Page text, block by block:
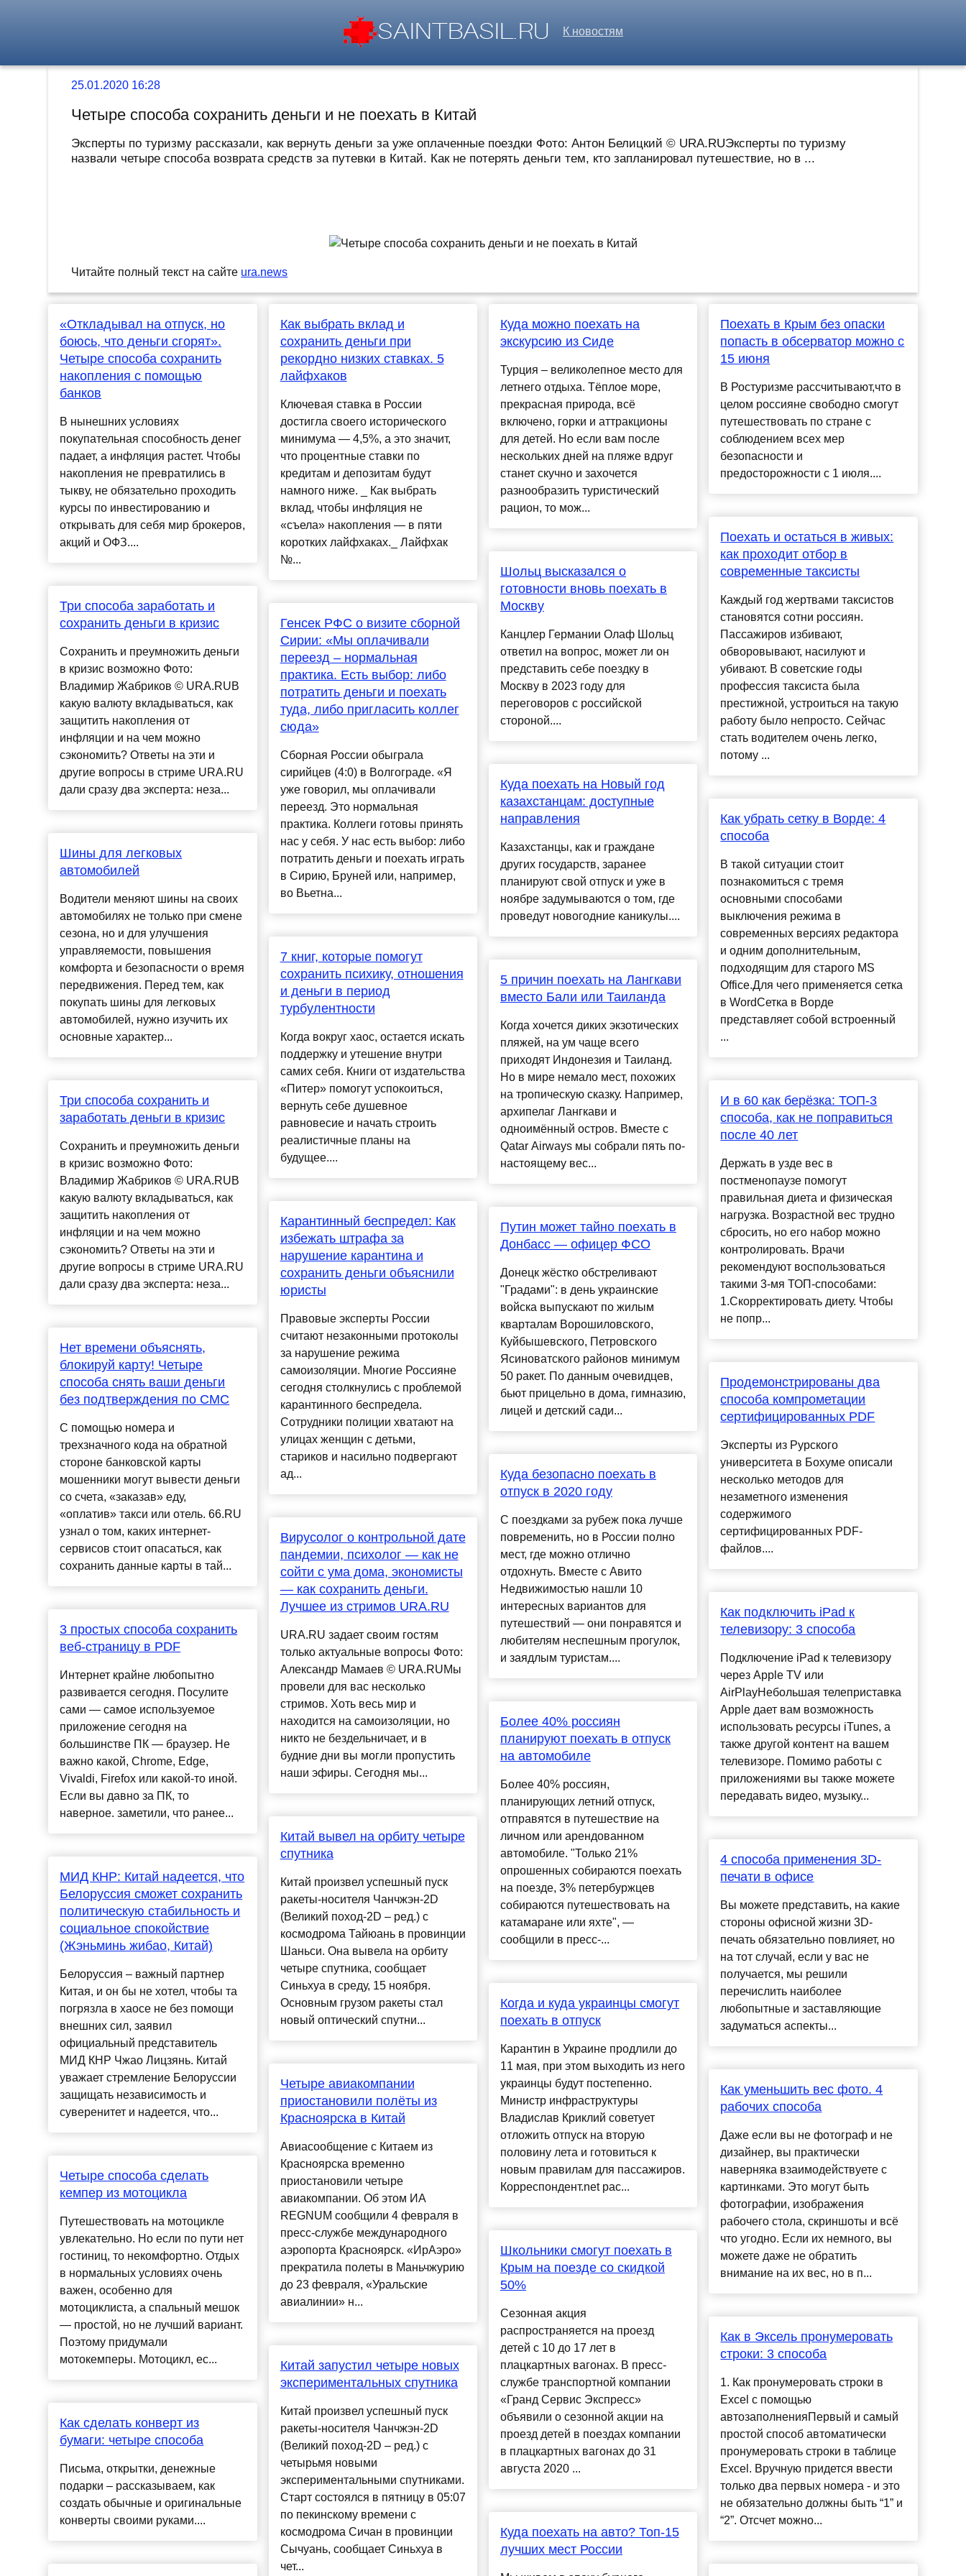
К новостям
25.01.2020 16:28
Четыре способа сохранить деньги и не поехать в Китай
Эксперты по туризму рассказали, как вернуть деньги за уже оплаченные поездки Фото: Антон Белицкий © URA.RUЭксперты по туризму
назвали четыре способа возврата средств за путевки в Китай. Как не потерять деньги тем, кто запланировал путешествие, но в ...
Читайте полный текст на сайте ura.news
«Откладывал на отпуск, но
боюсь, что деньги сгорят».
Четыре способа сохранить
накопления с помощью
банков
В нынешних условиях
покупательная способность денег
падает, а инфляция растет. Чтобы
накопления не превратились в
тыкву, не обязательно проходить
курсы по инвестированию и
открывать для себя мир брокеров,
акций и ОФЗ....
Три способа заработать и
сохранить деньги в кризис
Сохранить и преумножить деньги
в кризис возможно Фото:
Владимир Жабриков © URA.RUВ
какую валюту вкладываться, как
защитить накопления от
инфляции и на чем можно
сэкономить? Ответы на эти и
другие вопросы в стриме URA.RU
дали сразу два эксперта: неза...
Шины для легковых
автомобилей
Водители меняют шины на своих
автомобилях не только при смене
сезона, но и для улучшения
управляемости, повышения
комфорта и безопасности о время
передвижения. Перед тем, как
покупать шины для легковых
автомобилей, нужно изучить их
основные характер...
Три способа сохранить и
заработать деньги в кризис
Сохранить и преумножить деньги
в кризис возможно Фото:
Владимир Жабриков © URA.RUВ
какую валюту вкладываться, как
защитить накопления от
инфляции и на чем можно
сэкономить? Ответы на эти и
другие вопросы в стриме URA.RU
дали сразу два эксперта: неза...
Нет времени объяснять,
блокируй карту! Четыре
способа снять ваши деньги
без подтверждения по СМС
С помощью номера и
трехзначного кода на обратной
стороне банковской карты
мошенники могут вывести деньги
со счета, «заказав» еду,
«оплатив» такси или отель. 66.RU
узнал о том, каких интернет-
сервисов стоит опасаться, как
сохранить данные карты в тай...
3 простых способа сохранить
веб-страницу в PDF
Интернет крайне любопытно
развивается сегодня. Посулите
сами — самое используемое
приложение сегодня на
большинстве ПК — браузер. Не
важно какой, Chrome, Edge,
Vivaldi, Firefox или какой-то иной.
Если вы давно за ПК, то
наверное. заметили, что ранее...
МИД КНР: Китай надеется, что
Белоруссия сможет сохранить
политическую стабильность и
социальное спокойствие
(Жэньминь жибао, Китай)
Белоруссия – важный партнер
Китая, и он бы не хотел, чтобы та
погрязла в хаосе не без помощи
внешних сил, заявил
официальный представитель
МИД КНР Чжао Лицзянь. Китай
уважает стремление Белоруссии
защищать независимость и
суверенитет и надеется, что...
Четыре способа сделать
кемпер из мотоцикла
Путешествовать на мотоцикле
увлекательно. Но если по пути нет
гостиниц, то некомфортно. Отдых
в нормальных условиях очень
важен, особенно для
мотоциклиста, а спальный мешок
— простой, но не лучший вариант.
Поэтому придумали
мотокемперы. Мотоцикл, ес...
Как сделать конверт из
бумаги: четыре способа
Письма, открытки, денежные
подарки – рассказываем, как
создать обычные и оригинальные
конверты своими руками....
Как выбрать вклад и
сохранить деньги при
рекордно низких ставках. 5
лайфхаков
Ключевая ставка в России
достигла своего исторического
минимума — 4,5%, а это значит,
что процентные ставки по
кредитам и депозитам будут
намного ниже. _ Как выбрать
вклад, чтобы инфляция не
«съела» накопления — в пяти
коротких лайфхаках._ Лайфхак
№...
Генсек РФС о визите сборной
Сирии: «Мы оплачивали
переезд – нормальная
практика. Есть выбор: либо
потратить деньги и поехать
туда, либо пригласить коллег
сюда»
Сборная России обыграла
сирийцев (4:0) в Волгограде. «Я
уже говорил, мы оплачивали
переезд. Это нормальная
практика. Коллеги готовы принять
нас у себя. У нас есть выбор: либо
потратить деньги и поехать играть
в Сирию, Бруней или, например,
во Вьетна...
7 книг, которые помогут
сохранить психику, отношения
и деньги в период
турбулентности
Когда вокруг хаос, остается искать
поддержку и утешение внутри
самих себя. Книги от издательства
«Питер» помогут успокоиться,
вернуть себе душевное
равновесие и начать строить
реалистичные планы на
будущее....
Карантинный беспредел: Как
избежать штрафа за
нарушение карантина и
сохранить деньги объяснили
юристы
Правовые эксперты России
считают незаконными протоколы
за нарушение режима
самоизоляции. Многие Россияне
сегодня столкнулись с проблемой
карантинного беспредела.
Сотрудники полиции хватают на
улицах женщин с детьми,
стариков и насильно подвергают
ад...
Вирусолог о контрольной дате
пандемии, психолог — как не
сойти с ума дома, экономисты
— как сохранить деньги.
Лучшее из стримов URA.RU
URA.RU задает своим гостям
только актуальные вопросы Фото:
Александр Мамаев © URA.RUМы
провели для вас несколько
стримов. Хоть весь мир и
находится на самоизоляции, но
никто не бездельничает, и в
будние дни вы могли пропустить
наши эфиры. Сегодня мы...
Китай вывел на орбиту четыре
спутника
Китай произвел успешный пуск
ракеты-носителя Чанчжэн-2D
(Великий поход-2D – ред.) с
космодрома Тайюань в провинции
Шаньси. Она вывела на орбиту
четыре спутника, сообщает
Синьхуа в среду, 15 ноября.
Основным грузом ракеты стал
новый оптический спутни...
Четыре авиакомпании
приостановили полёты из
Красноярска в Китай
Авиасообщение с Китаем из
Красноярска временно
приостановили четыре
авиакомпании. Об этом ИА
REGNUM сообщили 4 февраля в
пресс-службе международного
аэропорта Красноярск. «ИрАэро»
прекратила полеты в Маньчжурию
до 23 февраля, «Уральские
авиалинии» н...
Китай запустил четыре новых
экспериментальных спутника
Китай произвел успешный пуск
ракеты-носителя Чанчжэн-2D
(Великий поход-2D – ред.) с
четырьмя новыми
экспериментальными спутниками.
Старт состоялся в пятницу в 05:07
по пекинскому времени с
космодрома Сичан в провинции
Сычуань, сообщает Синьхуа в
чет...
Куда можно поехать на
экскурсию из Сиде
Турция – великолепное место для
летнего отдыха. Тёплое море,
прекрасная природа, всё
включено, горки и аттракционы
для детей. Но если вам после
нескольких дней на пляже вдруг
станет скучно и захочется
разнообразить туристический
рацион, то мож...
Шольц высказался о
готовности вновь поехать в
Москву
Канцлер Германии Олаф Шольц
ответил на вопрос, может ли он
представить себе поездку в
Москву в 2023 году для
переговоров с российской
стороной....
Куда поехать на Новый год
казахстанцам: доступные
направления
Казахстанцы, как и граждане
других государств, заранее
планируют свой отпуск и уже в
ноябре задумываются о том, где
проведут новогодние каникулы....
5 причин поехать на Лангкави
вместо Бали или Таиланда
Когда хочется диких экзотических
пляжей, на ум чаще всего
приходят Индонезия и Таиланд.
Но в мире немало мест, похожих
на тропическую сказку. Например,
архипелаг Лангкави и
одноимённый остров. Вместе с
Qatar Airways мы собрали пять по-
настоящему вес...
Путин может тайно поехать в
Донбасс — офицер ФСО
Донецк жёстко обстреливают
"Градами": в день украинские
войска выпускают по жилым
кварталам Ворошиловского,
Куйбышевского, Петровского
Ясиноватского районов минимум
50 ракет. По данным очевидцев,
бьют прицельно в дома, гимназию,
лицей и детский сади...
Куда безопасно поехать в
отпуск в 2020 году
С поездками за рубеж пока лучше
повременить, но в России полно
мест, где можно отлично
отдохнуть. Вместе с Авито
Недвижимостью нашли 10
интересных вариантов для
путешествий — они понравятся и
любителям неспешным прогулок,
и заядлым туристам....
Более 40% россиян
планируют поехать в отпуск
на автомобиле
Более 40% россиян,
планирующих летний отпуск,
отправятся в путешествие на
личном или арендованном
автомобиле. "Только 21%
опрошенных собираются поехать
на поезде, 3% петербуржцев
собираются путешествовать на
катамаране или яхте", —
сообщили в пресс-...
Когда и куда украинцы смогут
поехать в отпуск
Карантин в Украине продлили до
11 мая, при этом выходить из него
украинцы будут постепенно.
Министр инфраструктуры
Владислав Криклий советует
отложить отпуск на вторую
половину лета и готовиться к
новым правилам для пассажиров.
Корреспондент.net рас...
Школьники смогут поехать в
Крым на поезде со скидкой
50%
Сезонная акция
распространяется на проезд
детей с 10 до 17 лет в
плацкартных вагонах. В пресс-
службе транспортной компании
«Гранд Сервис Экспресс»
объявили о сезонной акции на
проезд детей в поездах компании
в плацкартных вагонах до 31
августа 2020 ...
Куда поехать на авто? Топ-15
лучших мест России
Поехать в Крым без опаски
попасть в обсерватор можно с
15 июня
В Ростуризме рассчитывают,что в
целом россияне свободно смогут
путешествовать по стране с
соблюдением всех мер
безопасности и
предосторожности с 1 июля....
Поехать и остаться в живых:
как проходит отбор в
современные таксисты
Каждый год жертвами таксистов
становятся сотни россиян.
Пассажиров избивают,
обворовывают, насилуют и
убивают. В советские годы
профессия таксиста была
престижной, устроиться на такую
работу было непросто. Сейчас
стать водителем очень легко,
потому ...
Как убрать сетку в Ворде: 4
способа
В такой ситуации стоит
познакомиться с тремя
основными способами
выключения режима в
современных версиях редактора
и одним дополнительным,
подходящим для старого MS
Office.Для чего применяется сетка
в WordСетка в Ворде
представляет собой встроенный
...
И в 60 как берёзка: ТОП-3
способа, как не поправиться
после 40 лет
Держать в узде вес в
постменопаузе помогут
правильная диета и физическая
нагрузка. Возрастной вес трудно
сбросить, но его набор можно
контролировать. Врачи
рекомендуют воспользоваться
такими 3-мя ТОП-способами:
1.Скорректировать диету. Чтобы
не попр...
Продемонстрированы два
способа компрометации
сертифицированных PDF
Эксперты из Рурского
университета в Бохуме описали
несколько методов для
незаметного изменения
содержимого
сертифицированных PDF-
файлов....
Как подключить iPad к
телевизору: 3 способа
Подключение iPad к телевизору
через Apple TV или
AirPlayНебольшая телеприставка
Apple дает вам возможность
использовать ресурсы iTunes, а
также другой контент на вашем
телевизоре. Помимо работы с
приложениями вы также можете
передавать видео, музыку...
4 способа применения 3D-
печати в офисе
Вы можете представить, на какие
стороны офисной жизни 3D-
печать обязательно повлияет, но
на тот случай, если у вас не
получается, мы решили
перечислить наиболее
любопытные и заставляющие
задуматься аспекты...
Как уменьшить вес фото. 4
рабочих способа
Даже если вы не фотограф и не
дизайнер, вы практически
наверняка взаимодействуете с
картинками. Это могут быть
фотографии, изображения
рабочего стола, скриншоты и всё
что угодно. Если их немного, вы
можете даже не обратить
внимание на их вес, но в п...
Как в Эксель пронумеровать
строки: 3 способа
1. Как пронумеровать строки в
Excel с помощью
автозаполненияПервый и самый
простой способ автоматически
пронумеровать строки в таблице
Excel. Вручную придется ввести
только два первых номера - и это
не обязательно должны быть “1” и
“2”. Отсчет можно...